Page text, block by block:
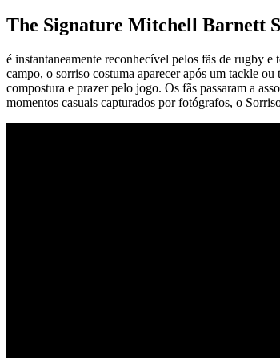
The Signature Mitchell Barnett
é instantaneamente reconhecível pelos fãs de rugby
campo, o sorriso costuma aparecer após um tackle
compostura e prazer pelo jogo. Os fãs passaram a
momentos casuais capturados por fotógrafos, o